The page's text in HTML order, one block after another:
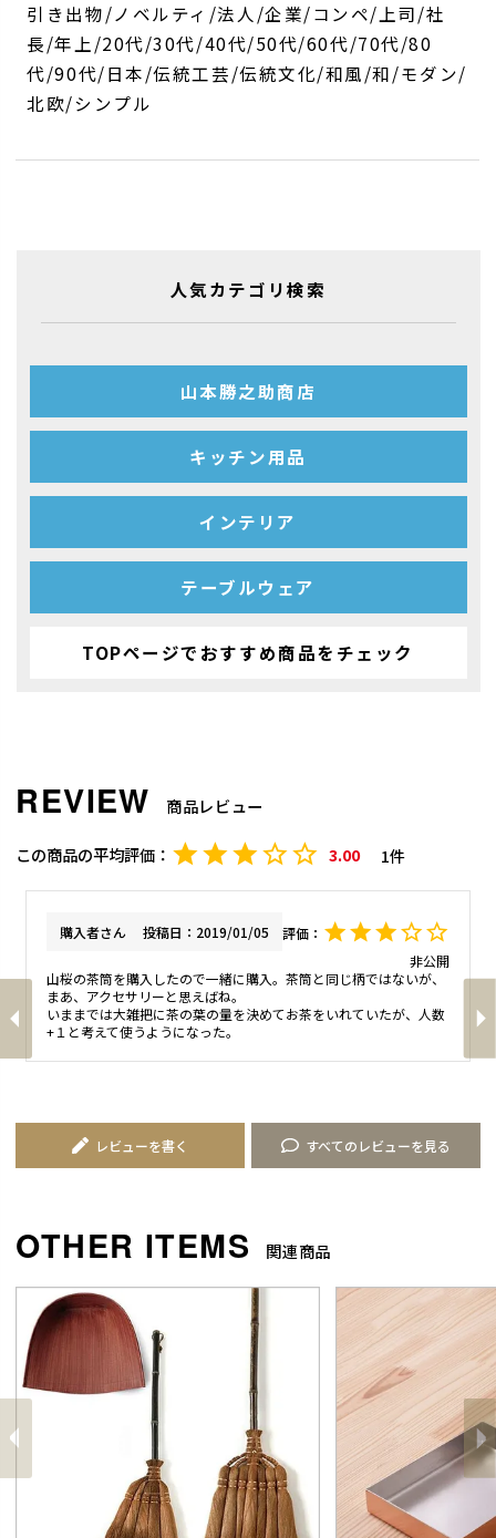
引き出物/ノベルティ/法人/企業/コンペ/上司/社
長/年上/20代/30代/40代/50代/60代/70代/80
代/90代/日本/伝統工芸/伝統文化/和風/和/モダン/
北欧/シンプル
人気カテゴリ検索
山本勝之助商店
キッチン用品
インテリア
テーブルウェア
TOPページでおすすめ商品をチェック
商品レビュー
3.00 1
購入者
非公開
投稿日 2019/01/05
山桜の茶筒を購入したので一緒に購入。茶筒と同じ柄ではないが、
まあ、アクセサリーと思えばね。
いままでは大雑把に茶の葉の量を決めてお茶をいれていたが、人数
+１と考えて使うようになった。
すべてのレビューを見る
レビューを書く
関連商品
前
へ 次
へ